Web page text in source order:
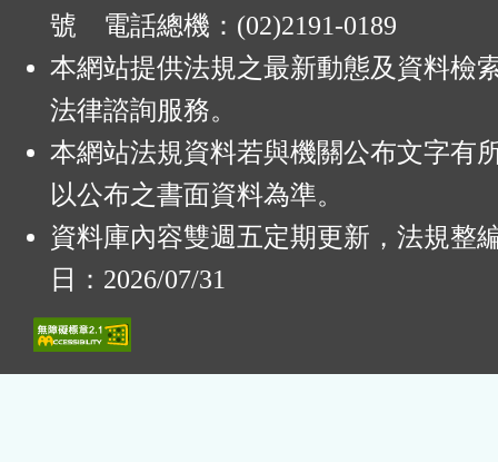
號 電話總機：(02)2191-0189
本網站提供法規之最新動態及資料檢
法律諮詢服務。
本網站法規資料若與機關公布文字有
以公布之書面資料為準。
資料庫內容雙週五定期更新，法規整
日：2026/07/31